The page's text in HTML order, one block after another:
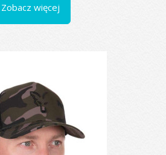
Zobacz więcej